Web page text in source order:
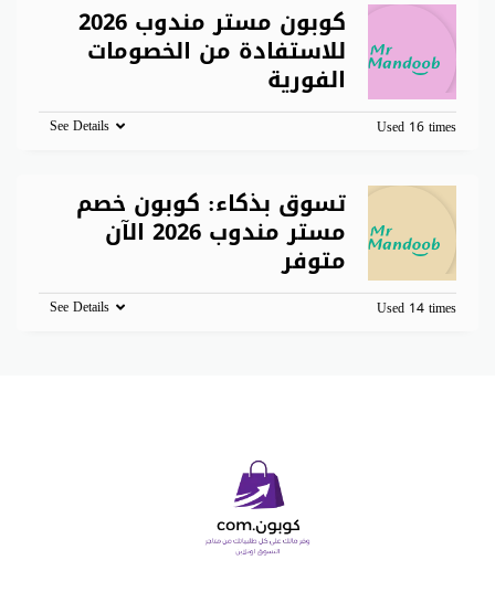
كوبون مستر مندوب 2026
للاستفادة من الخصومات
الفورية
Used 16 times
See Details
تسوق بذكاء: كوبون خصم
مستر مندوب 2026 الآن
متوفر
Used 14 times
See Details